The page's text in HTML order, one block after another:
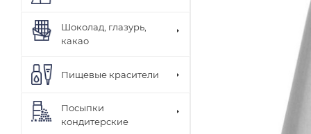
Шоколад, глазурь,
какао
Пищевые красители
Посыпки
кондитерские